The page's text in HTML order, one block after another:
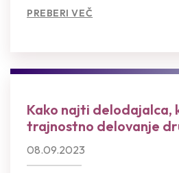
PREBERI VEČ
Kako najti delodajalca,
trajnostno delovanje
08.09.2023